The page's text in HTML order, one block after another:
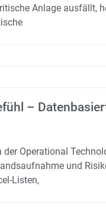
Anlage ausfällt,
–
Operational
und
Listen,